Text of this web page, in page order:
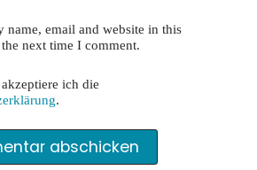
name, email and website in this
next time I comment.
ich die
.
abschicken